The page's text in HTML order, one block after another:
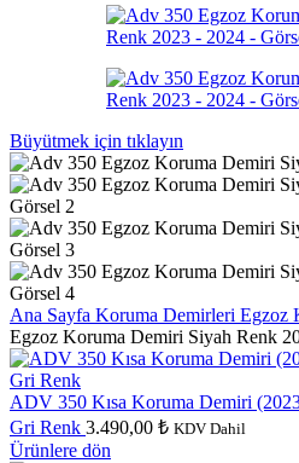
Büyütmek için tıklayın
Ana Sayfa Koruma Demirleri Egzoz
Egzoz Koruma Demiri Siyah Renk
ADV 350 Kısa Koruma Demiri
Gri Renk 3.490,00 ₺ KDV Dahil
Ürünlere dön